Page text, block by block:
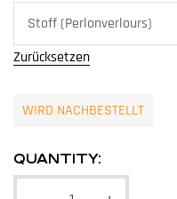
Zurücksetzen
WIRD NACHBESTELLT
QUANTITY: